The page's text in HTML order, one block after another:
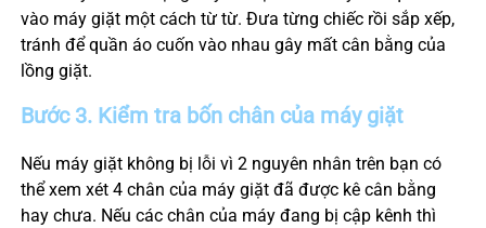
vào máy giặt một cách từ từ. Đưa từng chiếc rồi sắp xếp,
tránh để quần áo cuốn vào nhau gây mất cân bằng của
lồng giặt.
Bước 3. Kiểm tra bốn chân của máy giặt
Nếu máy giặt không bị lỗi vì 2 nguyên nhân trên bạn có
thể xem xét 4 chân của máy giặt đã được kê cân bằng
hay chưa. Nếu các chân của máy đang bị cập kênh thì